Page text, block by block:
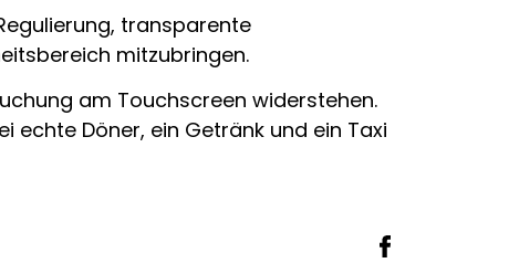
transparente
mitzubringen.
am Touchscreen widerstehen.
echte Döner, ein Getränk und ein Taxi